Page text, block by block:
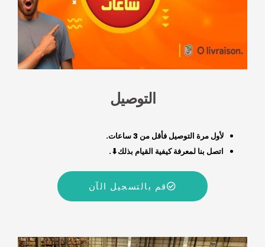
التوصيل
لأول مرة التوصيل فأقل من 3 ساعات.
اتصل بنا لمعرفة كيفية القيام بذلك⬇.
قم بالتسجيل الآن